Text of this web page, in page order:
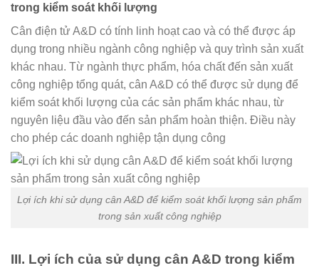
trong kiểm soát khối lượng
Cân điện tử A&D có tính linh hoạt cao và có thể được áp
dụng trong nhiều ngành công nghiệp và quy trình sản xuất
khác nhau. Từ ngành thực phẩm, hóa chất đến sản xuất
công nghiệp tổng quát, cân A&D có thể được sử dụng để
kiểm soát khối lượng của các sản phẩm khác nhau, từ
nguyên liệu đầu vào đến sản phẩm hoàn thiện. Điều này
cho phép các doanh nghiệp tận dụng công
Lợi ích khi sử dụng cân A&D để kiểm soát khối lượng sản phẩm
trong sản xuất công nghiệp
III. Lợi ích của sử dụng cân A&D trong kiểm